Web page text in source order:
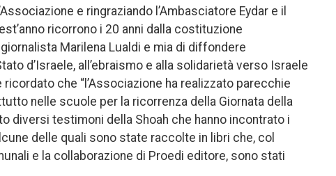
e ringraziando l’Ambasciatore Eydar e il
ricorrono i 20 anni dalla costituzione
Marilena Lualdi e mia di diffondere
d’Israele, all’ebraismo e alla solidarietà verso Israele
che “l’Associazione ha realizzato parecchie
nelle scuole per la ricorrenza della Giornata della
diversi testimoni della Shoah che hanno incontrato i
delle quali sono state raccolte in libri che, col
e la collaborazione di Proedi editore, sono stati